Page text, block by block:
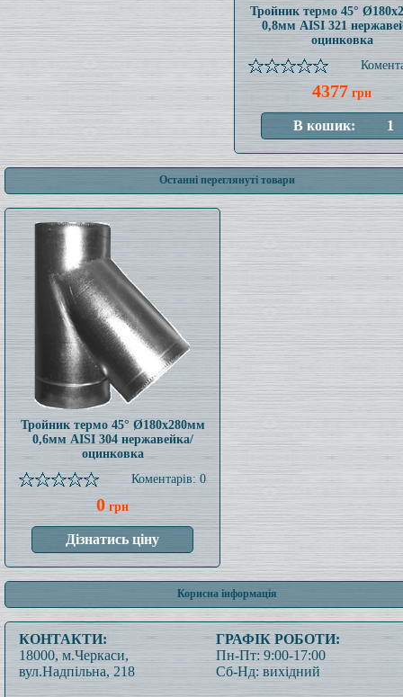
Тройник термо 45°
0,8мм AISI 321
оцинковка
4377 грн
Останні переглянуті товари
Тройник термо 45° Ø180x280мм
0,6мм AISI 304 нержавейка/
оцинковка
Коментарів: 0
0 грн
Корисна інформація
КОНТАКТИ:
18000, м.Черкаси,
вул.Надпільна, 218
ГРАФІК РОБОТИ:
Пн-Пт: 9:00-17:00
Сб-Нд: вихідний